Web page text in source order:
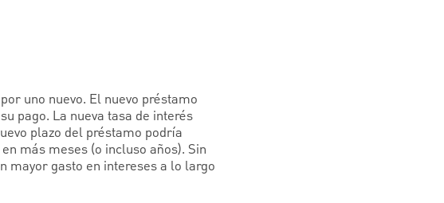
uno nuevo. El nuevo préstamo
pago. La nueva tasa de interés
plazo del préstamo podría
más meses (o incluso años). Sin
mayor gasto en intereses a lo largo